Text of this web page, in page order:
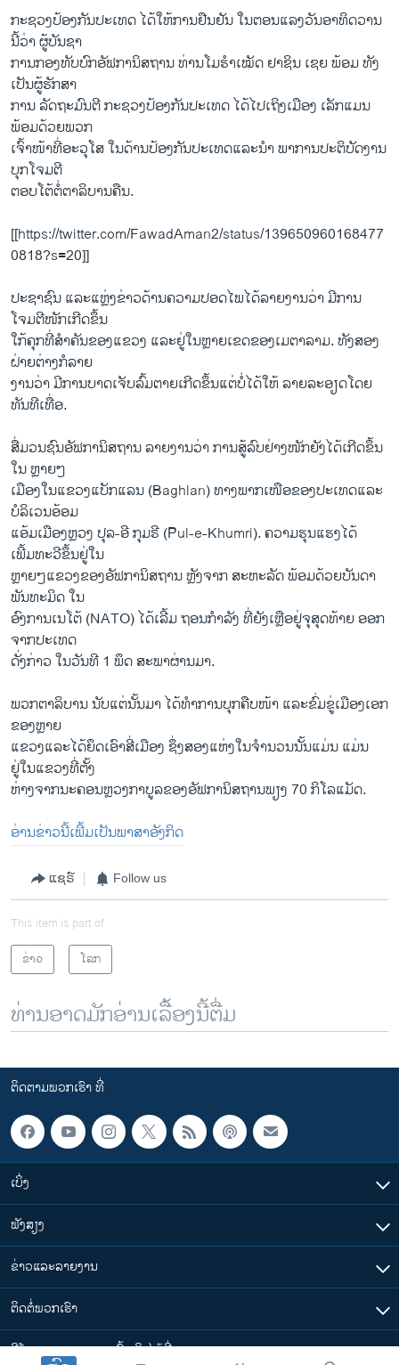
ກະຊວງປ້ອງກັນປະເທດ ໄດ້ໃຫ້ການຢືນຢັນ ໃນຕອນແລງວັນອາທິດວານ
ນີ້ວ່າ ຜູ້ບັນຊາ
ການກອງທັບບົກອັຟການິສຖານ ທ່ານໂມຮຳເໝັດ ຢາຊິນ ເຊຍ ພ້ອມ ທັງ
ເປັນຜູ້ຮັກສາ
ການ ລັດຖະມົນຕີ ກະຊວງປ້ອງກັນປະເທດ ໄດ້ໄປເຖິງເມືອງ ເລັກແມນ
ພ້ອມດ້ວຍພວກ
ເຈົ້າໜ້າທີ່ອະວຸໂສ ໃນດ້ານປ້ອງກັນປະເທດແລະນຳ ພາການປະຕິບັດງານ
ບຸກໂຈມຕີ
ຕອບໂຕ້ຕໍ່ຕາລິບານຄືນ.
[[https://twitter.com/FawadAman2/status/139650960168477
0818?s=20]]
ປະຊາຊົນ ແລະແຫຼ່ງຂ່າວດ້ານຄວາມປອດໄພໄດ້ລາຍງານວ່າ ມີການ
ໂຈມຕີໜັກເກີດຂຶ້ນ
ໃກ້ຄຸກທີ່ສຳຄັນຂອງແຂວງ ແລະຢູ່ໃນຫຼາຍເຂດຂອງເມຕາລາມ. ທັງສອງ
ຝ່າຍຕ່າງກໍລາຍ
ງານວ່າ ມີການບາດເຈັບລົ້ມຕາຍເກີດຂຶ້ນແຕ່ບໍ່ໄດ້ໃຫ້ ລາຍລະອຽດໂດຍ
ທັນທີເທື່ອ.
ສື່ມວນຊົນອັຟການິສຖານ ລາຍງານວ່າ ການສູ້ລົບຢ່າງໜັກຍັງໄດ້ເກີດຂຶ້ນ
ໃນ ຫຼາຍໆ
ເມືອງໃນແຂວງແບັກແລນ (Baghlan) ທາງພາກເໜືອຂອງປະເທດແລະ
ບໍລິເວນອ້ອມ
ແອ້ມເມືອງຫຼວງ ປຸລ-ອີ ກຸມຣີ (Pul-e-Khumri). ຄວາມຮຸນແຮງໄດ້
ເພີ້ມທະວີຂຶ້ນຢູ່ໃນ
ຫຼາຍໆແຂວງຂອງອັຟການິສຖານ ຫຼັງຈາກ ສະຫະລັດ ພ້ອມດ້ວຍບັນດາ
ພັນທະມິດ ໃນ
ອົງການເນໂຕ້ (NATO) ໄດ້ເລີ້ມ ຖອນກຳລັງ ທີ່ຍັງເຫຼືອຢູ່ຈຸສຸດທ້າຍ ອອກ
ຈາກປະເທດ
ດັ່ງກ່າວ ໃນວັນທີ 1 ພຶດ ສະພາຜ່ານມາ.
ພວກຕາລິບານ ນັບແຕ່ນັ້ນມາ ໄດ້ທຳການບຸກຄືບໜ້າ ແລະຂົ່ມຂູ່ເມືອງເອກ
ຂອງຫຼາຍ
ແຂວງແລະໄດ້ຍຶດເອົາສີ່ເມືອງ ຊຶ່ງສອງແຫ່ງໃນຈຳນວນນັ້ນແມ່ນ ແມ່ນ
ຢູ່ໃນແຂວງທີ່ຕັ້ງ
ຫ່າງຈາກນະຄອນຫຼວງກາບູລຂອງອັຟການິສຖານພຽງ 70 ກິໂລແມັດ.
ອ່ານຂ່າວນີ້ເພີ້ມເປັນພາສາອັງກິດ
ແຊຣ໌ Follow us
This item is part of
ຂ່າວ
ໂລກ
ທ່ານອາດມັກອ່ານເລື້ອງນີ້ຕື່ມ
ຕິດຕາມພວກເຮົາ ທີ່
ເບິ່ງ
ຟັງສຽງ
ຂ່າວແລະລາຍງານ
ຕິດຕໍ່ພວກເຮົາ
ວີໂອເອລາວ ສາມາດ ເຂົ້າເຖິງໄດ້ທີ່